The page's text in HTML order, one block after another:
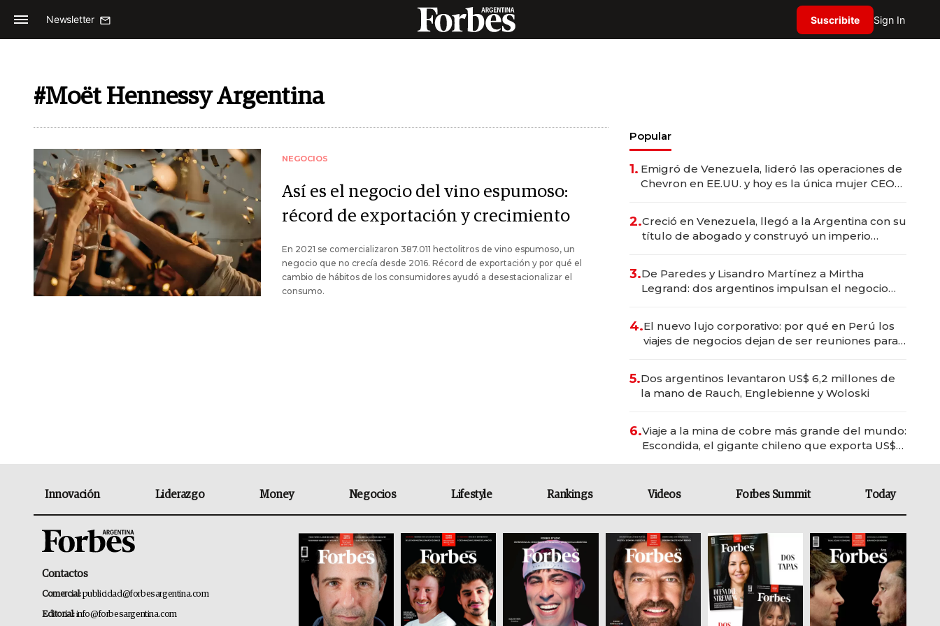
Newsletter Suscribite Sign In
#Moët Hennessy Argentina
NEGOCIOS
Así es el negocio del vino espumoso:
récord de exportación y crecimiento
En 2021 se comercializaron 387.011 hectolitros de vino espumoso, un
negocio que no crecía desde 2016. Récord de exportación y por qué el
cambio de hábitos de los consumidores ayudó a desestacionalizar el
consumo.
Popular
1. Emigró de Venezuela, lideró las operaciones de
Chevron en EE.UU. y hoy es la única mujer CEO
2.Creció en Venezuela, llegó a la Argentina con su
título de abogado y construyó un imperio
3.De Paredes y Lisandro Martínez a Mirtha
Legrand: dos argentinos impulsan el negocio
4.El nuevo lujo corporativo: por qué en Perú los
viajes de negocios dejan de ser reuniones para
5.Dos argentinos levantaron US$ 6,2 millones de
la mano de Rauch, Englebienne y Woloski
6.Viaje a la mina de cobre más grande del mundo:
Escondida, el gigante chileno que exporta US$
Innovación Liderazgo Money Negocios Lifestyle Rankings Videos Forbes Summit Today
Contactos
Comercial:publicidad@forbesargentina.com
Editorial:info@forbesargentina.com